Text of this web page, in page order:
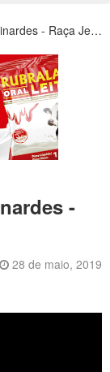
- Raça Jersey Brasil
-
28 de maio, 2019